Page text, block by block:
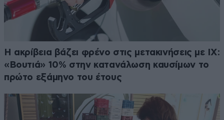
Η ακρίβεια βάζει φρένο στις μετακινήσεις με ΙΧ:
«Βουτιά» 10% στην κατανάλωση καυσίμων το
πρώτο εξάμηνο του έτους